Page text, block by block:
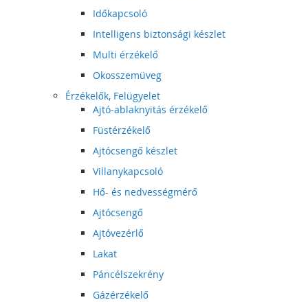
Időkapcsoló
Intelligens biztonsági készlet
Multi érzékelő
Okosszemüveg
Érzékelők, Felügyelet
Ajtó-ablaknyitás érzékelő
Füstérzékelő
Ajtócsengő készlet
Villanykapcsoló
Hő- és nedvességmérő
Ajtócsengő
Ajtóvezérlő
Lakat
Páncélszekrény
Gázérzékelő